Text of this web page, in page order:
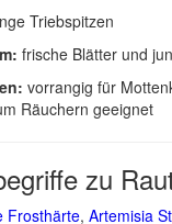
Triebspitzen
frische Blätter und
vorrangig für
Räuchern geeignet
zu
Frosthärte, Artemisia